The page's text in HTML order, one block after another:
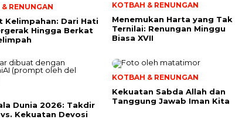
RENUNGAN
Kelimpahan: Dari Hati
Hingga Berkat
KOTBAH & RENUNGAN
Menemukan Harta yang Tak
Ternilai: Renungan Minggu
Biasa XVII
Dunia 2026: Takdir
Kekuatan Devosi
KOTBAH & RENUNGAN
Kekuatan Sabda Allah dan
Tanggung Jawab Iman Kita